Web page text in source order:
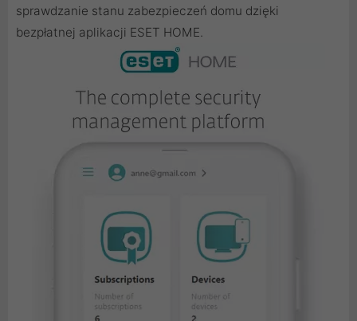
sprawdzanie stanu zabezpieczeń domu dzięki
bezpłatnej aplikacji ESET HOME.